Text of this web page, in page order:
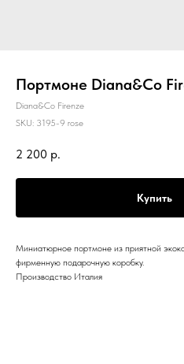
Портмоне Diana&Co
Diana&Co Firenze
SKU: 3195-9 rose
2 200 р.
Купить
Миниатюрное портмоне из приятной
фирменную подарочную коробку.
Производство Италия